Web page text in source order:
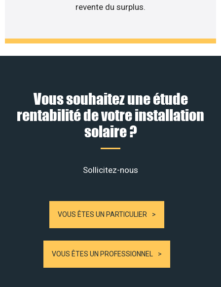
revente du surplus.
Vous souhaitez une étude
rentabilité de votre installation
solaire ?
Sollicitez-nous
VOUS ÊTES UN PARTICULIER
VOUS ÊTES UN PROFESSIONNEL